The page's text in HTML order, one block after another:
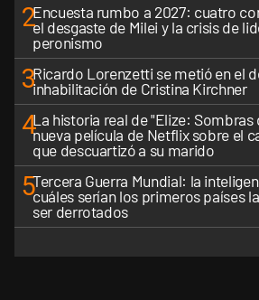
2Encuesta rumbo a 2027: cuatro
el desgaste de Milei y la crisis de
peronismo
3Ricardo Lorenzetti se metió en el
inhabilitación de Cristina Kirchner
4La historia real de "Elize: Sombras
nueva película de Netflix sobre el
que descuartizó a su marido
5Tercera Guerra Mundial: la
cuáles serían los primeros países
ser derrotados